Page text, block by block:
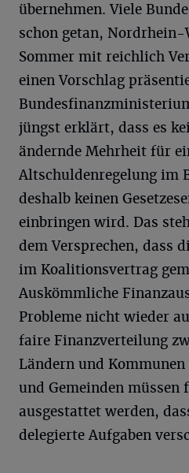
übernehmen. Viele
schon getan,
Sommer mit reichlich
einen Vorschlag
jüngst erklärt, dass es
ändernde Mehrheit für
Altschuldenregelung im
deshalb keinen
einbringen wird. Das
dem Versprechen, dass
im Koalitionsvertrag
Auskömmliche
Probleme nicht wieder
faire Finanzverteilung
Ländern und Kommunen
und Gemeinden müssen
ausgestattet werden,
delegierte Aufgaben